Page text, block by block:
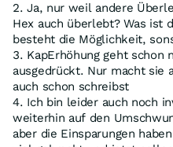
2. Ja, nur weil andere
Hex auch überlebt? Was ist
besteht die Möglichkeit,
3. KapErhöhung geht schon
ausgedrückt. Nur macht sie
auch schon schreibst
4. Ich bin leider auch noch
weiterhin auf den
aber die Einsparungen